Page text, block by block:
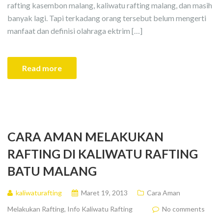
rafting kasembon malang, kaliwatu rafting malang, dan masih
banyak lagi. Tapi terkadang orang tersebut belum mengerti
manfaat dan definisi olahraga ektrim […]
Read more
CARA AMAN MELAKUKAN
RAFTING DI KALIWATU RAFTING
BATU MALANG
kaliwaturafting Maret 19, 2013
Cara Aman
Melakukan Rafting, Info Kaliwatu Rafting No comments